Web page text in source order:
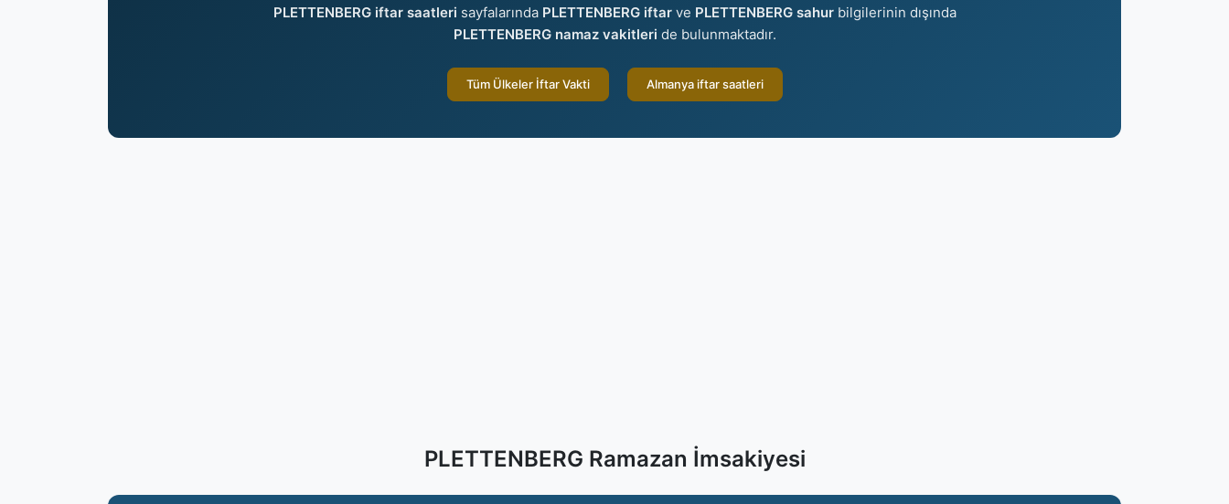
PLETTENBERG iftar saatleri sayfalarında PLETTENBERG iftarve PLETTENBERG sahurbilgilerinin dışında
PLETTENBERG namaz vakitleri de bulunmaktadır.
Tüm Ülkeler İftar Vakti Almanya iftar saatleri
PLETTENBERG Ramazan İmsakiyesi